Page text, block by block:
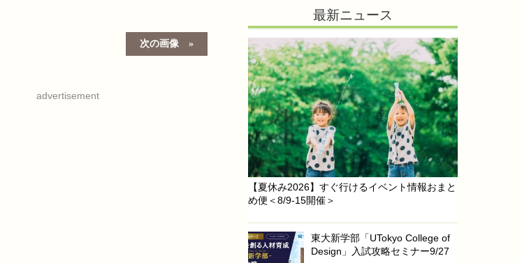
次の画像
advertisement
最新ニュース
【夏休み2026】すぐ行けるイベント情報おまと
め便＜8/9-15開催＞
東大新学部「UTokyo College of
Design」入試攻略セミナー9/27